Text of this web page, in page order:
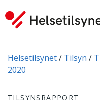
Du er her:
Helsetilsynet Tilsyn
2020
TILSYNSRAPPORT